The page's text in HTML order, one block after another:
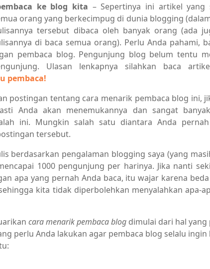
ke blog kita – Sepertinya ini artikel
orang yang berkecimpug di dunia blogging
tersebut dibaca oleh banyak orang (ada
di baca semua orang). Perlu Anda pahami,
pembaca blog. Pengunjung blog belum tentu
Ulasan lenkapnya silahkan baca
pembaca!
postingan tentang cara menarik pembaca blog ini,
Anda akan menemukannya dan sangat
ini. Mungkin salah satu diantara Anda
tersebut.
berdasarkan pengalaman blogging saya (yang
1000 pengunjung per harinya. Jika nanti
apa yang pernah Anda baca, itu wajar karena
kita tidak diperbolehkan menyalahkan apa-
cara menarik pembaca blog dimulai dari hal
perlu Anda lakukan agar pembaca blog selalu